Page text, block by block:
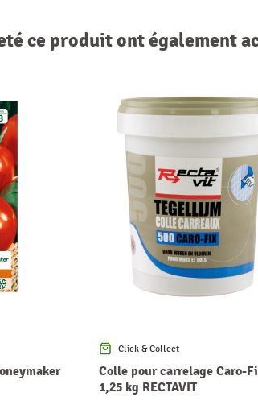
ce produit ont également
Click & Collect
Colle pour carrelage Caro-
1,25 kg RECTAVIT